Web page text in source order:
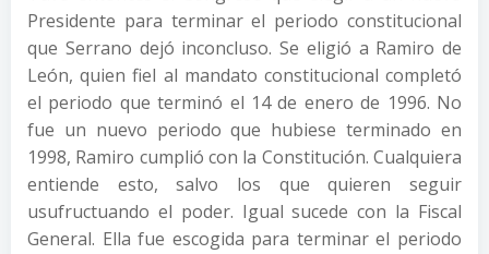
Presidente para terminar el periodo constitucional
que Serrano dejó inconcluso. Se eligió a Ramiro de
León, quien fiel al mandato constitucional completó
el periodo que terminó el 14 de enero de 1996. No
fue un nuevo periodo que hubiese terminado en
1998, Ramiro cumplió con la Constitución. Cualquiera
entiende esto, salvo los que quieren seguir
usufructuando el poder. Igual sucede con la Fiscal
General. Ella fue escogida para terminar el periodo